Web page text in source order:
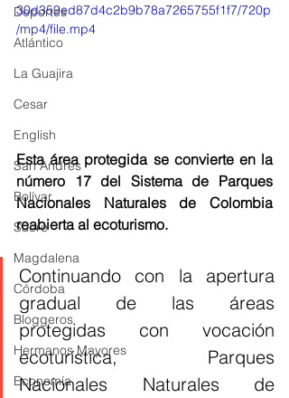
Deportes
Atlántico
La Guajira
Cesar
English
San Andres
Bolívar
Sucre
Magdalena
Córdoba
Bloggeros
Hermanos Mayores
Economía
30d359ed87d4c2b9b78a7265755f1f7/720p
/mp4/file.mp4
Esta área protegida se convierte en la
número 17 del Sistema de Parques
Nacionales Naturales de Colombia
reabierta al ecoturismo.
Continuando con la apertura
gradual de las áreas
protegidas con vocación
ecoturística, Parques
Nacionales Naturales de